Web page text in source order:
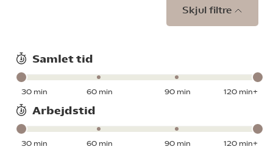
Skjul filtre
Samlet tid
30 min 60 min 90 min 120 min+
Arbejdstid
30 min 60 min 90 min 120 min+